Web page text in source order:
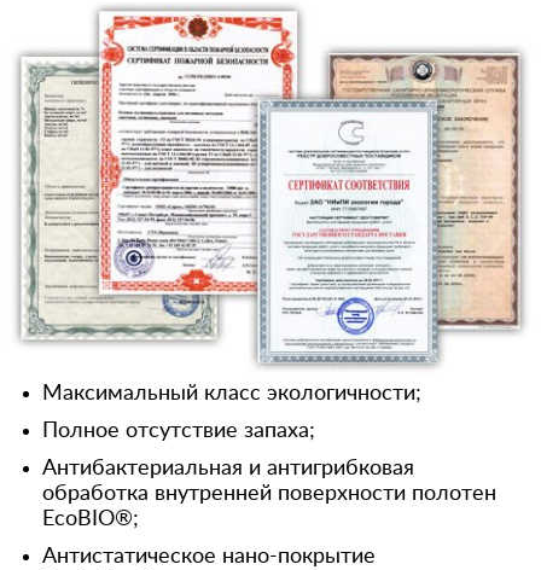
Максимальный класс экологичности;
Полное отсутствие запаха;
Антибактериальная и антигрибковая
обработка внутренней поверхности полотен
EcoBIO®;
Антистатическое нано-покрытие